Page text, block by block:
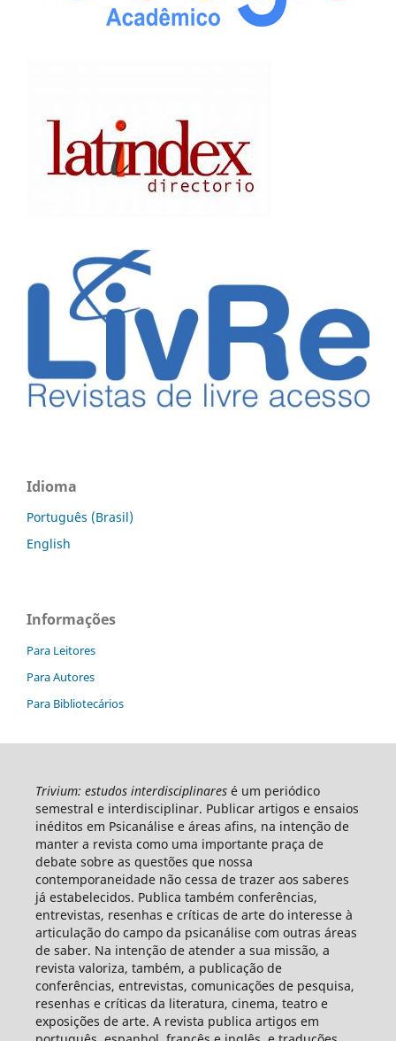
Idioma
Português (Brasil)
English
Informações
Para Leitores
Para Autores
Para Bibliotecários
Trivium: estudos interdisciplinaresé um periódico
semestral e interdisciplinar. Publicar artigos e ensaios
inéditos em Psicanálise e áreas afins, na intenção de
manter a revista como uma importante praça de
debate sobre as questões que nossa
contemporaneidade não cessa de trazer aos saberes
já estabelecidos. Publica também conferências,
entrevistas, resenhas e críticas de arte do interesse à
articulação do campo da psicanálise com outras áreas
de saber. Na intenção de atender a sua missão, a
revista valoriza, também, a publicação de
conferências, entrevistas, comunicações de pesquisa,
resenhas e críticas da literatura, cinema, teatro e
exposições de arte. A revista publica artigos em